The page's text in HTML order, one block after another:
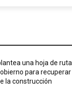
una hoja de ruta
para recuperar
la construcción